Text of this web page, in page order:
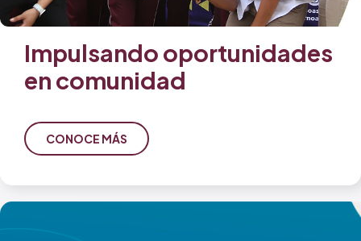
Impulsando oportunidades
en comunidad
CONOCE MÁS